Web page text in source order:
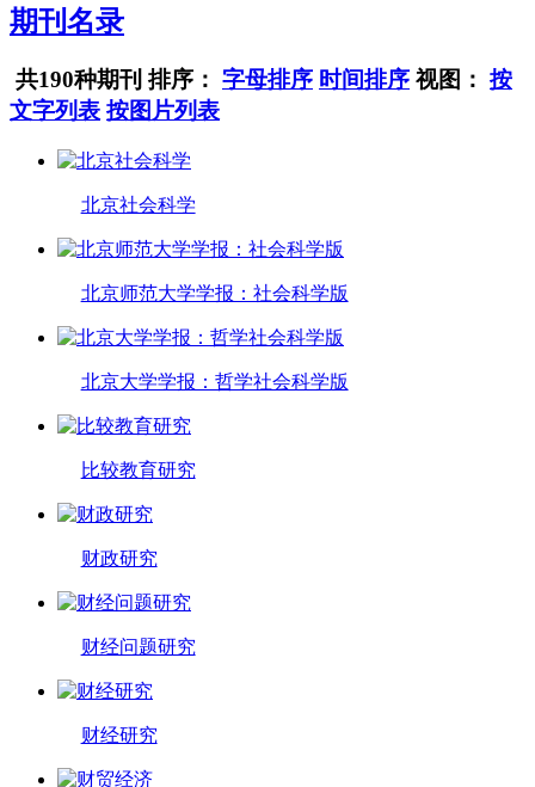
期刊名录
共190种期刊 排序： 字母排序 时间排序 视图： 按
文字列表 按图片列表
北京社会科学
北京师范大学学报：社会科学版
北京大学学报：哲学社会科学版
比较教育研究
财政研究
财经问题研究
财经研究